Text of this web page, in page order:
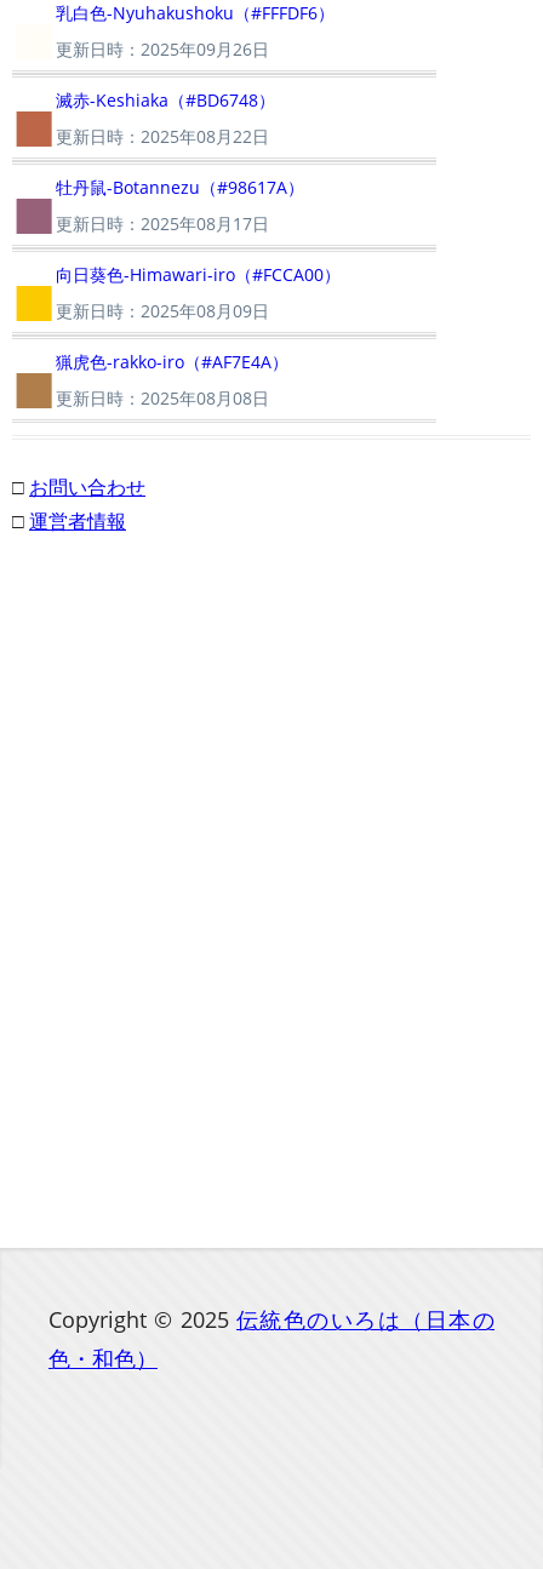
乳白色-Nyuhakushoku（#FFFDF6）
更新日時：2025年09月26日
■滅赤-Keshiaka（#BD6748）
更新日時：2025年08月22日
■牡丹鼠-Botannezu（#98617A）
更新日時：2025年08月17日
■ 向日葵色-Himawari-iro（#FCCA00）
更新日時：2025年08月09日
■猟虎色-rakko-iro（#AF7E4A）
更新日時：2025年08月08日
□ お問い合わせ
□運営者情報
Copyright © 2025 伝統色のいろは（日本の
色・和色）